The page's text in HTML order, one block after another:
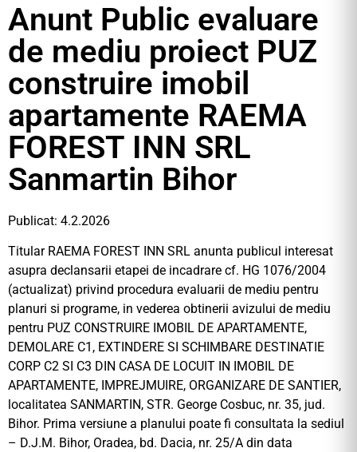
Anunt Public evaluare
de mediu proiect PUZ
construire imobil
apartamente RAEMA
FOREST INN SRL
Sanmartin Bihor
Publicat: 4.2.2026
Titular RAEMA FOREST INN SRL anunta publicul interesat
asupra declansarii etapei de incadrare cf. HG 1076/2004
(actualizat) privind procedura evaluarii de mediu pentru
planuri si programe, in vederea obtinerii avizului de mediu
pentru PUZ CONSTRUIRE IMOBIL DE APARTAMENTE,
DEMOLARE C1, EXTINDERE SI SCHIMBARE DESTINATIE
CORP C2 SI C3 DIN CASA DE LOCUIT IN IMOBIL DE
APARTAMENTE, IMPREJMUIRE, ORGANIZARE DE SANTIER,
localitatea SANMARTIN, STR. George Cosbuc, nr. 35, jud.
Bihor. Prima versiune a planului poate fi consultata la sediul
– D.J.M. Bihor, Oradea, bd. Dacia, nr. 25/A din data